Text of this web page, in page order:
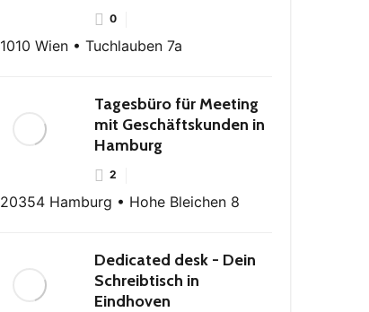
0
1010 Wien • Tuchlauben 7a
Tagesbüro für Meeting
mit Geschäftskunden in
Hamburg
2
20354 Hamburg • Hohe Bleichen 8
Dedicated desk - Dein
Schreibtisch in
Eindhoven